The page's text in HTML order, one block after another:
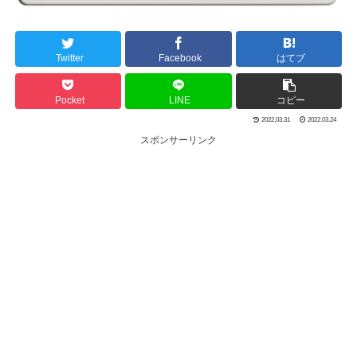
Twitter Facebook はてブ
Pocket LINE コピー
2022.03.31 2022.03.24
スポンサーリンク